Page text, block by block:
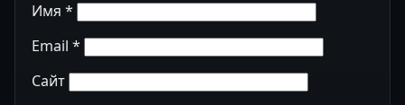
Имя *
Email *
Сайт